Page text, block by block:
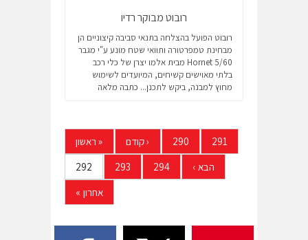
רובוט מבוקר רדיו
רובוט הפועל בהצלחה בתנאי סביבה קיצוניים הן
מבחינת טמפרטורה ותוואי שטח מונע ע"י מגבר
Hornet 5/60 מבית אלמו יצרן של כלי רכב
בלתי מאוישים קשיחים, המיועדים לשימוש
מחוץ למבנה, ביקש לתכנן... כתבה מלאה
« ראשון ‹קודם 290
291
292
293 294 הבא ›
אחרון »